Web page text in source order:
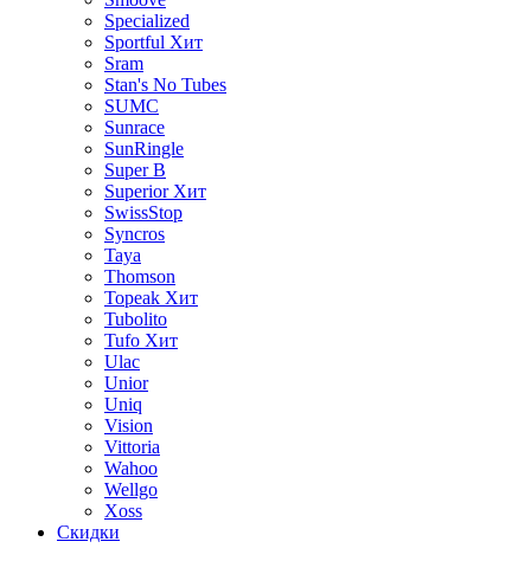
Specialized
Sportful Хит
Sram
Stan's No Tubes
SUMC
Sunrace
SunRingle
Super B
Superior Хит
SwissStop
Syncros
Taya
Thomson
Topeak Хит
Tubolito
Tufo Хит
Ulac
Unior
Uniq
Vision
Vittoria
Wahoo
Wellgo
Xoss
Скидки